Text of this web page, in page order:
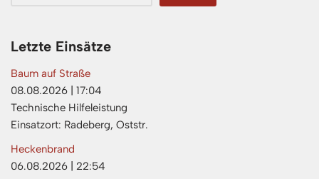
Letzte Einsätze
Baum auf Straße
08.08.2026
17:04
Technische Hilfeleistung
Einsatzort: Radeberg, Oststr.
Heckenbrand
06.08.2026
22:54